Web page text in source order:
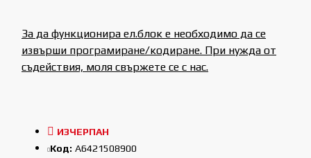
За да функционира ел.блок е необходимо да се
извърши програмиране/кодиране. При нужда от
съдействия, моля свържете се с нас.
ИЗЧЕРПАН
Код: A6421508900